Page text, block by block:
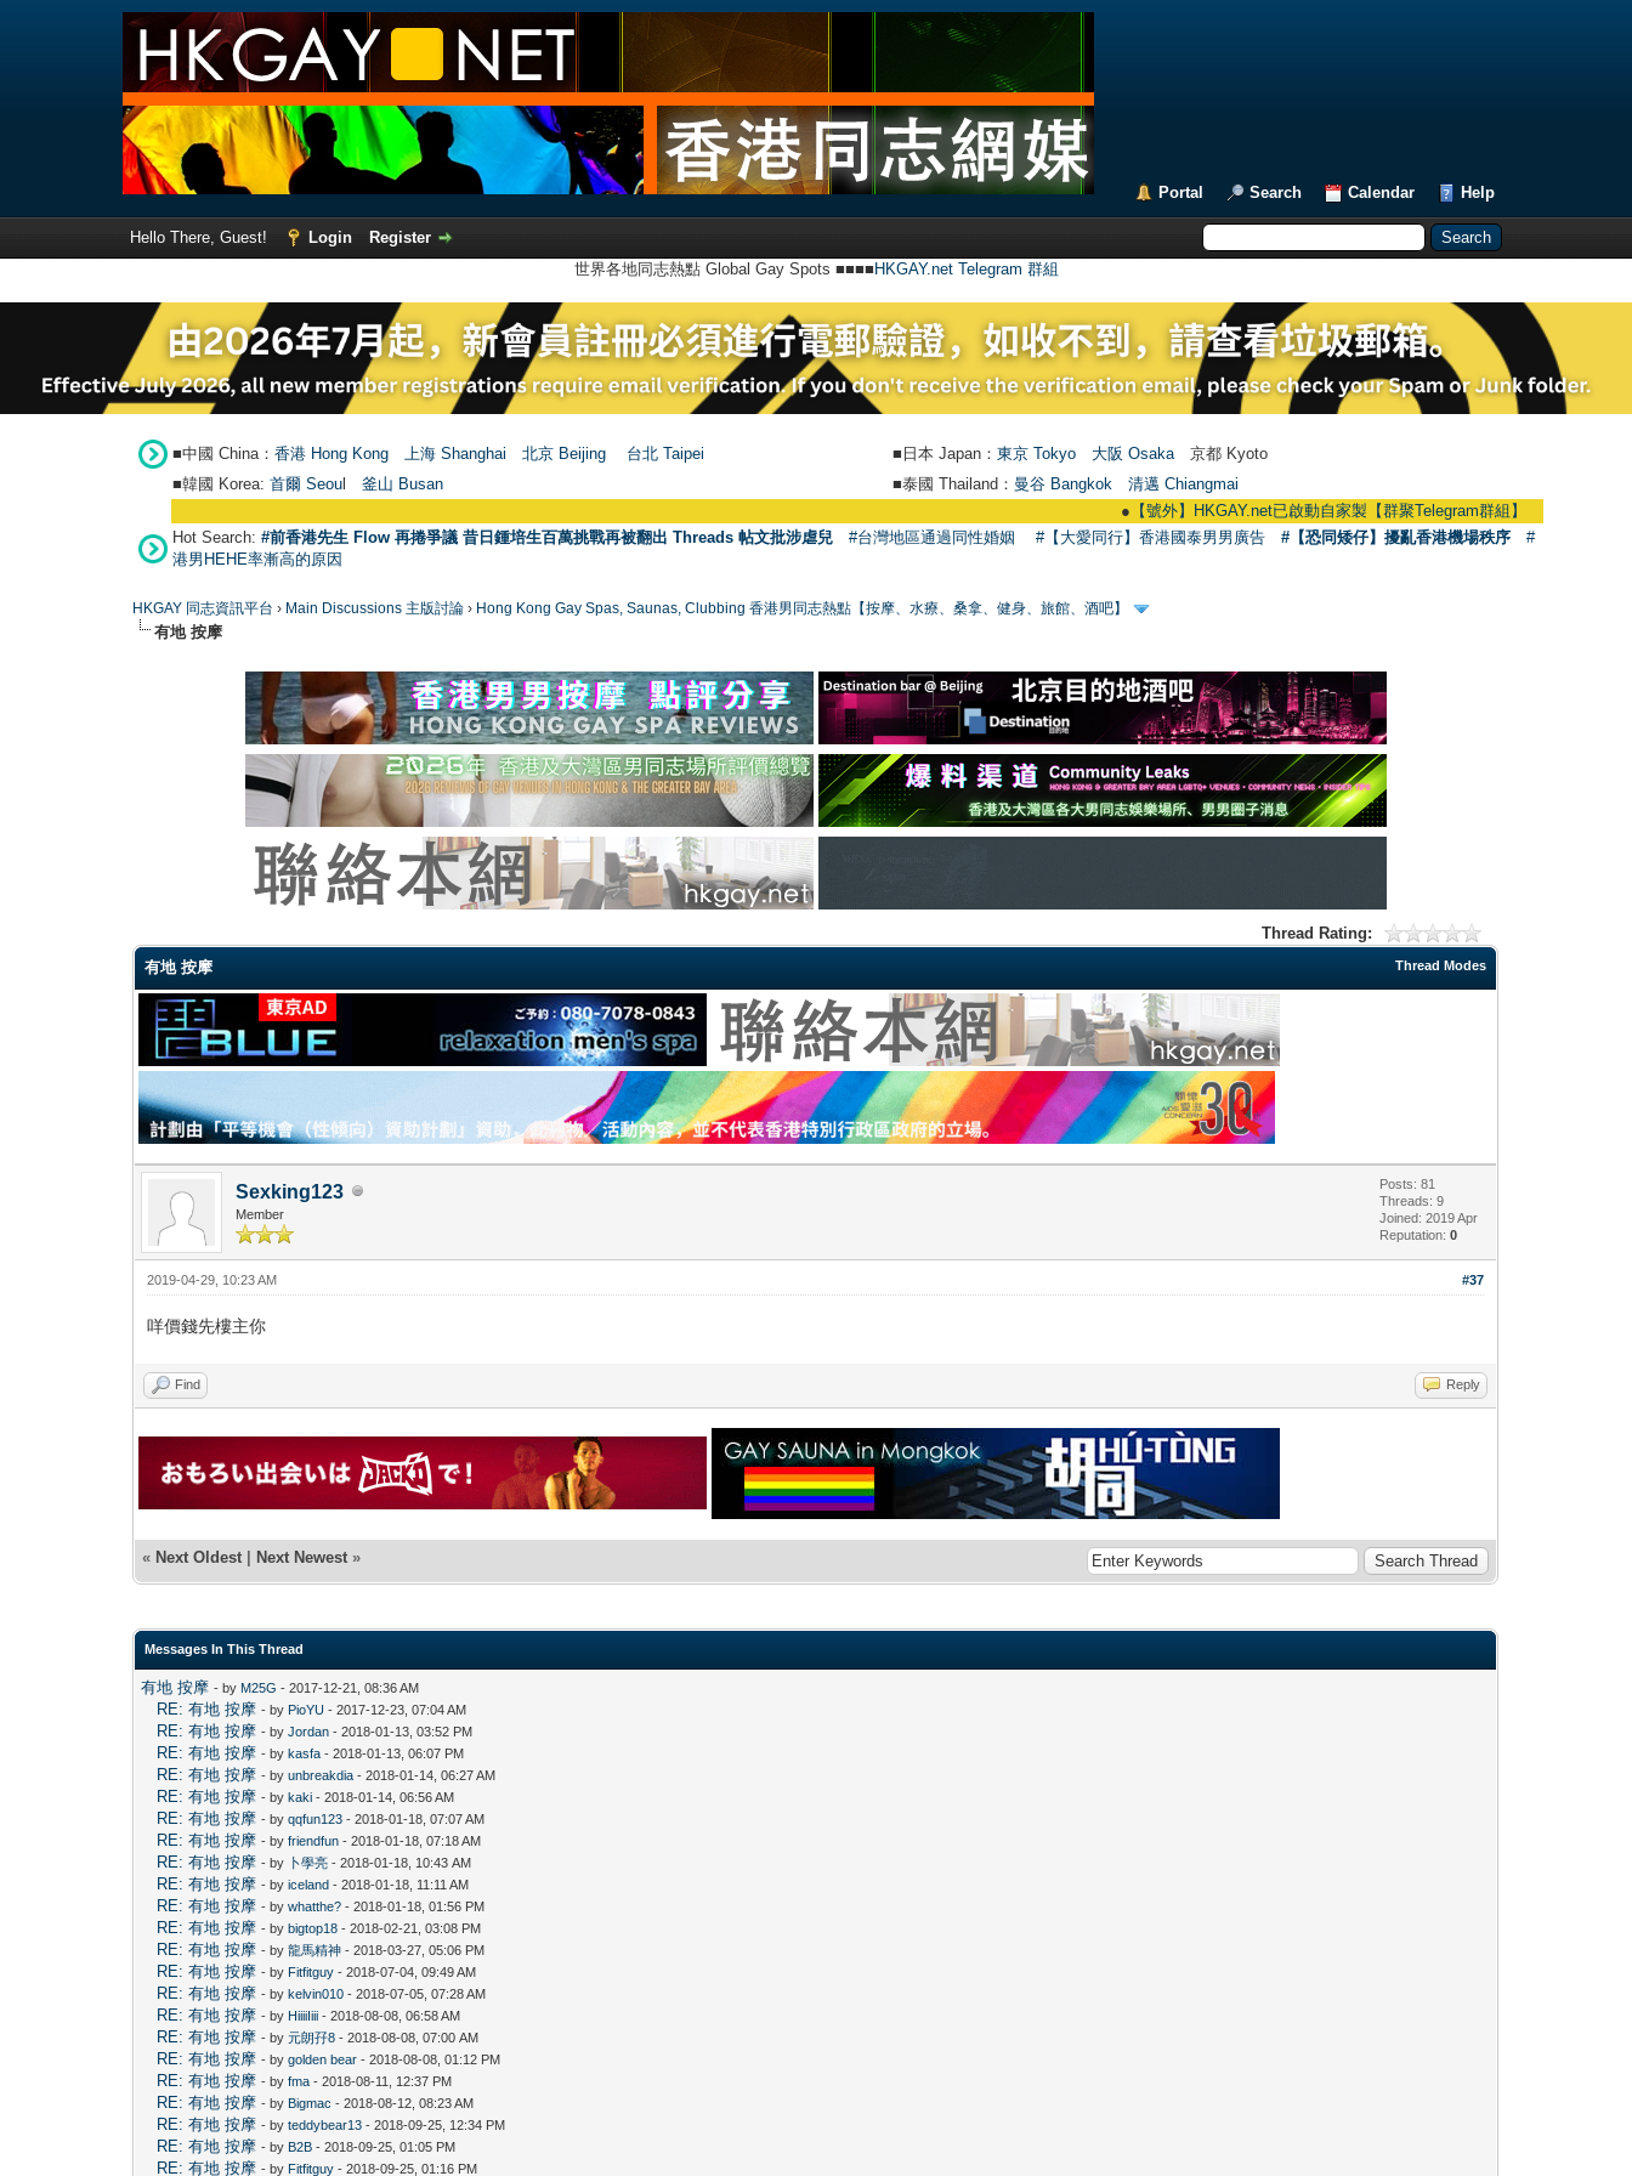
Portal Search Calendar Help
Hello There, Guest! Login
Register
世界各地同志熱點 Global Gay Spots ■■■■ HKGAY.net Telegram 群組
■中國 China： 香港 Hong Kong 上海 Shanghai 北京 Beijing 台北 Taipei ■日本 Japan： 東京 Tokyo 大阪 Osaka 京都 Kyoto
■韓國 Korea: 首爾 Seou 釜山 Busan ■泰國 Thailand： 曼谷 Bangkok
清邁 Chiangmai
【號外】HKGAY.net已啟動自家製【群聚Telegram群組】 HKGAY.net has
Hot Search: #前香港先生 Flow 再捲爭議 昔日鍾培生百萬挑戰再被翻出 Threads 帖文批涉虐兒 #台灣地區通過同性婚姻 #【大愛同行】香港國泰男男廣告 #【恐同矮仔】擾亂香港機場秩序
#
港男HEHE率漸高的原因
HKGAY 同志資訊平台 › Main Discussions 主版討論 › Hong Kong Gay Spas, Saunas, Clubbing 香港男同志熱點【按摩、水療、桑拿、健身、旅館、酒吧】
有地 按摩
Thread Rating:
Thread Modes
有地 按摩
Sexking123
Member
Posts: 81
Threads: 9
Joined: 2019 Apr
Reputation:0
#37
2019-04-29, 10:23 AM
咩價錢先樓主你
Find Reply
« Next Oldest | Next Newest »
Messages In This Thread
有地 按摩 - by M25G - 2017-12-21, 08:36 AM
RE: 有地 按摩 - by PioYU - 2017-12-23, 07:04 AM
RE: 有地 按摩 - byJordan - 2018-01-13, 03:52 PM
RE: 有地 按摩 - bykasfa - 2018-01-13, 06:07 PM
RE: 有地 按摩 - byunbreakdia - 2018-01-14, 06:27 AM
RE: 有地 按摩 - bykaki - 2018-01-14, 06:56 AM
RE: 有地 按摩 - byqqfun123 - 2018-01-18, 07:07 AM
RE: 有地 按摩 - byfriendfun - 2018-01-18, 07:18 AM
RE: 有地 按摩 - by 卜學亮 - 2018-01-18, 10:43 AM
RE: 有地 按摩 - byiceland - 2018-01-18, 11:11 AM
RE: 有地 按摩 - bywhatthe? - 2018-01-18, 01:56 PM
RE: 有地 按摩 - bybigtop18 - 2018-02-21, 03:08 PM
RE: 有地 按摩 - by龍馬精神 - 2018-03-27, 05:06 PM
RE: 有地 按摩 - by Fitfitguy - 2018-07-04, 09:49 AM
RE: 有地 按摩 - bykelvin010 - 2018-07-05, 07:28 AM
RE: 有地 按摩 - by HiiiiIiii - 2018-08-08, 06:58 AM
RE: 有地 按摩 - by元朗孖8 - 2018-08-08, 07:00 AM
RE: 有地 按摩 - bygolden bear - 2018-08-08, 01:12 PM
RE: 有地 按摩 - byfma - 2018-08-11, 12:37 PM
RE: 有地 按摩 - by Bigmac - 2018-08-12, 08:23 AM
RE: 有地 按摩 - byteddybear13 - 2018-09-25, 12:34 PM
RE: 有地 按摩 - by B2B - 2018-09-25, 01:05 PM
RE: 有地 按摩 - by Fitfitguy - 2018-09-25, 01:16 PM